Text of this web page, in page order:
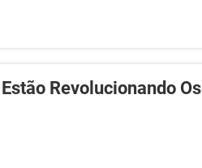
Revolucionando Os